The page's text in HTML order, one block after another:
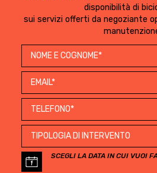
disponibilità di
sui servizi offerti da negoziante
SCEGLI LA DATA IN CUI VUOI